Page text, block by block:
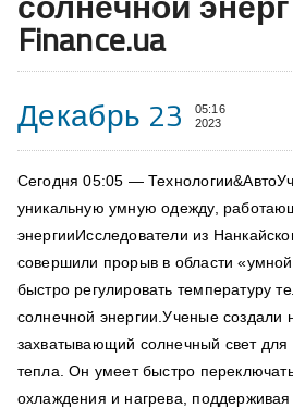
Finance.ua
Декабрь 23
05:16
2023
Сегодня 05:05 —
уникальную умную одежду,
энергииИсследователи из
совершили прорыв в области
быстро регулировать температуру
солнечной энергии.Ученые создали
захватывающий солнечный свет
тепла. Он умеет быстро
охлаждения и нагрева,